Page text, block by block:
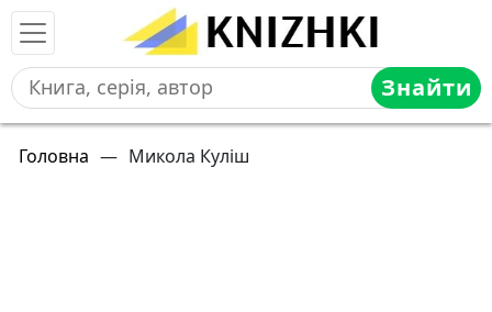
Знайти
Головна — Микола Куліш